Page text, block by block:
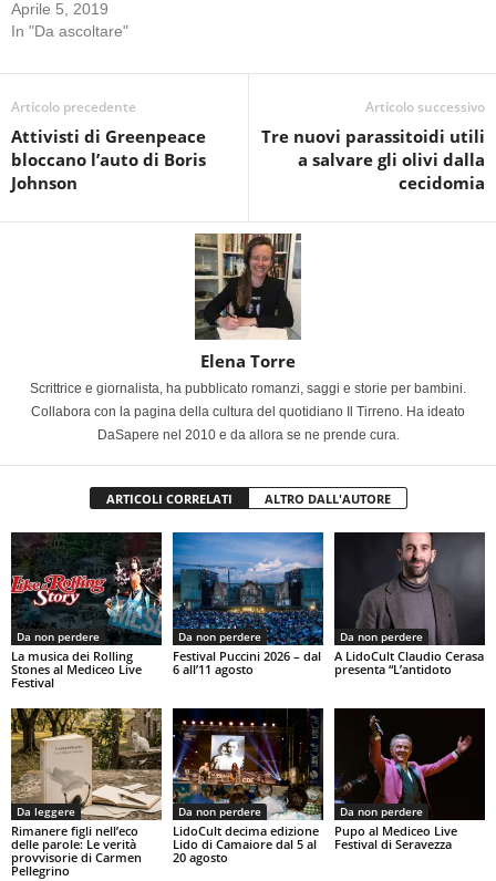
Aprile 5, 2019
In "Da ascoltare"
Articolo precedente
Attivisti di Greenpeace
bloccano l’auto di Boris
Johnson
Articolo successivo
Tre nuovi parassitoidi utili
a salvare gli olivi dalla
cecidomia
Elena Torre
Scrittrice e giornalista, ha pubblicato romanzi, saggi e storie per bambini.
Collabora con la pagina della cultura del quotidiano Il Tirreno. Ha ideato
DaSapere nel 2010 e da allora se ne prende cura.
ARTICOLI CORRELATI ALTRO DALL'AUTORE
Da non perdere
La musica dei Rolling
Stones al Mediceo Live
Festival
Da non perdere
Festival Puccini 2026 – dal
6 all’11 agosto
Da non perdere
A LidoCult Claudio Cerasa
presenta “L’antidoto
Da leggere
Rimanere figli nell’eco
delle parole: Le verità
provvisorie di Carmen
Pellegrino
Da non perdere
LidoCult decima edizione
Lido di Camaiore dal 5 al
20 agosto
Da non perdere
Pupo al Mediceo Live
Festival di Seravezza